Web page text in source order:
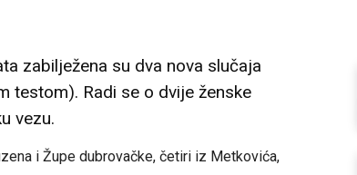
zabilježena su dva nova slučaja
testom). Radi se o dvije ženske
vezu.
i Župe dubrovačke, četiri iz Metkovića,